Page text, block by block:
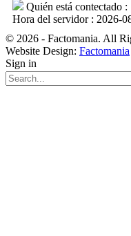
Quién está contectado :
Hora del servidor : 2026-
© 2026 - Factomania. All
Website Design: Factomania
Sign in